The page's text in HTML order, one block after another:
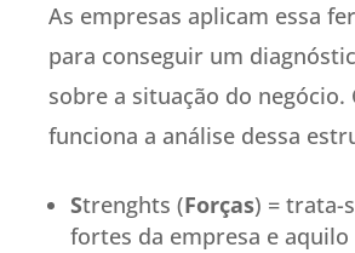
As empresas aplicam essa
para conseguir um
sobre a situação do negócio.
funciona a análise dessa
Strenghts (Forças) = trata-
fortes da empresa e aquilo